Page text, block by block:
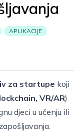
APLIKACIJE
za startupe koji
VR/AR)
djeci u učenju ili